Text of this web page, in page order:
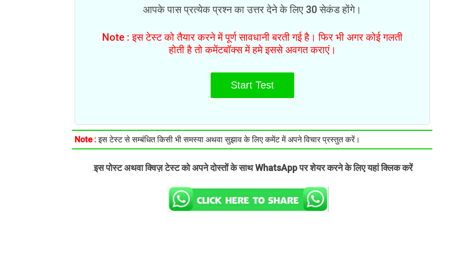
आपके पास प्रत्येक प्रश्न का उत्तर देने के लिए 30 सेकंड होंगे।
Note : इस टेस्ट को तैयार करने में पूर्ण सावधानी बरती गई है। फिर भी अगर कोई गलती
होती है तो कमेंटबॉक्स में हमे इससे अवगत कराएं।
Start Test
Note :इस टेस्ट से सम्बंधित किसी भी समस्या अथवा सुझाव के लिए कमेंट में अपने विचार प्रस्तुत करें।
.इस पोस्ट अथवा क्विज़ टेस्ट को अपने दोस्तों के साथ WhatsApp पर शेयर करने के लिए यहां क्लिक करें